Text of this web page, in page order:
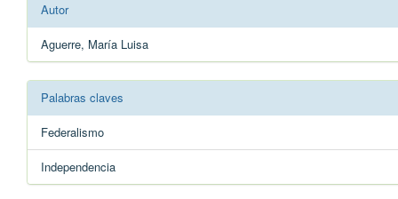
Autor
Aguerre, María Luisa
Palabras claves
Federalismo
Independencia